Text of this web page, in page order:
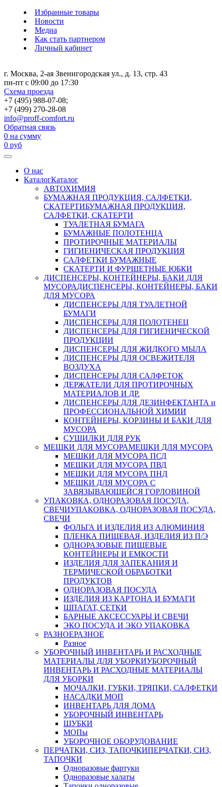
Избранные товары
Новости
Медиа
Как стать партнером
Личный кабинет
г. Москва, 2-ая Звенигородская ул., д. 13, стр. 43
пн-пт с 09:00 до 17:30
Схема проезда
+7 (495) 988-07-08;
+7 (499) 270-28-08
info@proff-comfort.ru
Обратная связь
0 на сумму
0 руб
О нас
КаталогКаталог
АВТОХИМИЯ
БУМАЖНАЯ ПРОДУКЦИЯ, САЛФЕТКИ,
СКАТЕРТИБУМАЖНАЯ ПРОДУКЦИЯ,
САЛФЕТКИ, СКАТЕРТИ
ТУАЛЕТНАЯ БУМАГА
БУМАЖНЫЕ ПОЛОТЕНЦА
ПРОТИРОЧНЫЕ МАТЕРИАЛЫ
ГИГИЕНИЧЕСКАЯ ПРОДУКЦИЯ
САЛФЕТКИ БУМАЖНЫЕ
СКАТЕРТИ И ФУРШЕТНЫЕ ЮБКИ
ДИСПЕНСЕРЫ, КОНТЕЙНЕРЫ, БАКИ ДЛЯ
МУСОРАДИСПЕНСЕРЫ, КОНТЕЙНЕРЫ, БАКИ
ДЛЯ МУСОРА
ДИСПЕНСЕРЫ ДЛЯ ТУАЛЕТНОЙ
БУМАГИ
ДИСПЕНСЕРЫ ДЛЯ ПОЛОТЕНЕЦ
ДИСПЕНСЕРЫ ДЛЯ ГИГИЕНИЧЕСКОЙ
ПРОДУКЦИИ
ДИСПЕНСЕРЫ ДЛЯ ЖИДКОГО МЫЛА
ДИСПЕНСЕРЫ ДЛЯ ОСВЕЖИТЕЛЯ
ВОЗДУХА
ДИСПЕНСЕРЫ ДЛЯ САЛФЕТОК
ДЕРЖАТЕЛИ ДЛЯ ПРОТИРОЧНЫХ
МАТЕРИАЛОВ И ДР.
ДИСПЕНСЕРЫ ДЛЯ ДЕЗИНФЕКТАНТА и
ПРОФЕССИОНАЛЬНОЙ ХИМИИ
КОНТЕЙНЕРЫ, КОРЗИНЫ И БАКИ ДЛЯ
МУСОРА
СУШИЛКИ ДЛЯ РУК
МЕШКИ ДЛЯ МУСОРАМЕШКИ ДЛЯ МУСОРА
МЕШКИ ДЛЯ МУСОРА ПСД
МЕШКИ ДЛЯ МУСОРА ПВД
МЕШКИ ДЛЯ МУСОРА ПНД
МЕШКИ ДЛЯ МУСОРА С
ЗАВЯЗЫВАЮЩЕЙСЯ ГОРЛОВИНОЙ
УПАКОВКА, ОДНОРАЗОВАЯ ПОСУДА,
СВЕЧИУПАКОВКА, ОДНОРАЗОВАЯ ПОСУДА,
СВЕЧИ
ФОЛЬГА И ИЗДЕЛИЯ ИЗ АЛЮМИНИЯ
ПЛЕНКА ПИЩЕВАЯ, ИЗДЕЛИЯ ИЗ П/Э
ОДНОРАЗОВЫЕ ПИЩЕВЫЕ
КОНТЕЙНЕРЫ И ЕМКОСТИ
ИЗДЕЛИЯ ДЛЯ ЗАПЕКАНИЯ И
ТЕРМИЧЕСКОЙ ОБРАБОТКИ
ПРОДУКТОВ
ОДНОРАЗОВАЯ ПОСУДА
ИЗДЕЛИЯ ИЗ КАРТОНА И БУМАГИ
ШПАГАТ, СЕТКИ
БАРНЫЕ АКСЕССУАРЫ И СВЕЧИ
ЭКО ПОСУДА И ЭКО УПАКОВКА
РАЗНОЕРАЗНОЕ
Разное
УБОРОЧНЫЙ ИНВЕНТАРЬ И РАСХОДНЫЕ
МАТЕРИАЛЫ ДЛЯ УБОРКИУБОРОЧНЫЙ
ИНВЕНТАРЬ И РАСХОДНЫЕ МАТЕРИАЛЫ
ДЛЯ УБОРКИ
МОЧАЛКИ, ГУБКИ, ТРЯПКИ, САЛФЕТКИ
НАСАДКИ МОП
ИНВЕНТАРЬ ДЛЯ ДОМА
УБОРОЧНЫЙ ИНВЕНТАРЬ
ШУБКИ
МОПы
УБОРОЧНОЕ ОБОРУДОВАНИЕ
ПЕРЧАТКИ, СИЗ, ТАПОЧКИПЕРЧАТКИ, СИЗ,
ТАПОЧКИ
Одноразовые фартуки
Одноразовые халаты